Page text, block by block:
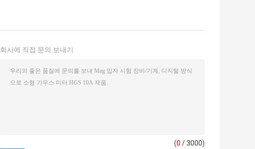
회사에 직접 문의 보내기
(0 / 3000)